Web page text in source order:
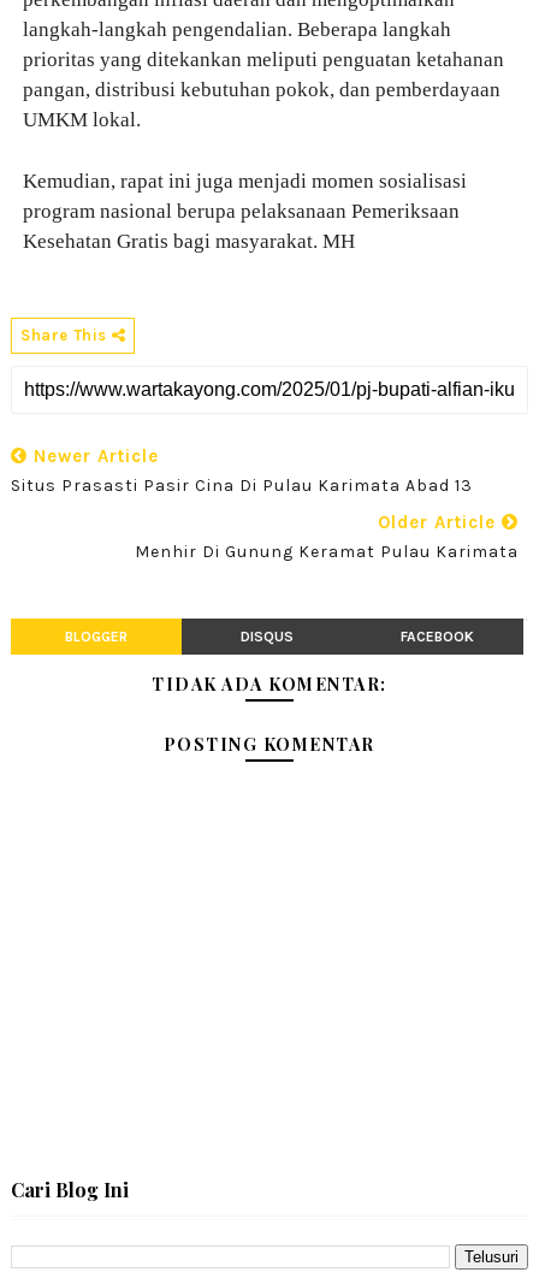
langkah-langkah pengendalian. Beberapa langkah
prioritas yang ditekankan meliputi penguatan ketahanan
pangan, distribusi kebutuhan pokok, dan pemberdayaan
UMKM lokal.
Kemudian, rapat ini juga menjadi momen sosialisasi
program nasional berupa pelaksanaan Pemeriksaan
Kesehatan Gratis bagi masyarakat. MH
Share This
Newer Article
Situs Prasasti Pasir Cina Di Pulau Karimata Abad 13
Older Article
Menhir Di Gunung Keramat Pulau Karimata
BLOGGER DISQUS FACEBOOK
TIDAK ADA KOMENTAR:
POSTING KOMENTAR
Cari Blog Ini